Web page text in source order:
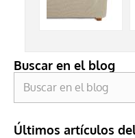
Buscar en el blog
Últimos artículos